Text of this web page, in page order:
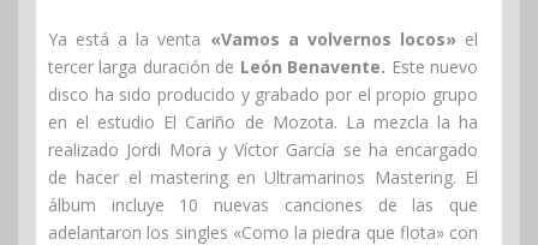
Ya está a la venta «Vamos a volvernos locos»el
tercer larga duración de León Benavente. Este nuevo
disco ha sido producido y grabado por el propio grupo
en el estudio El Cariño de Mozota. La mezcla la ha
realizado Jordi Mora y Víctor García se ha encargado
de hacer el mastering en Ultramarinos Mastering. El
álbum incluye 10 nuevas canciones de las que
adelantaron los singles «Como la piedra que flota» con